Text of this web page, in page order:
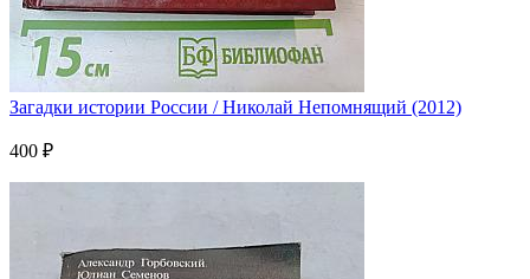
Загадки истории России / Николай Непомнящий (2012)
400 ₽